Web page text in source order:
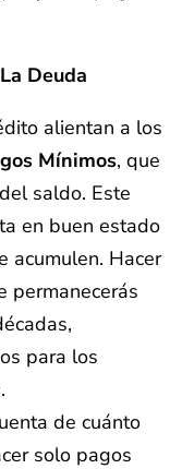
Deuda
alientan a los
Mínimos, que
saldo. Este
en buen estado
acumulen. Hacer
permanecerás
para los
de cuánto
solo pagos